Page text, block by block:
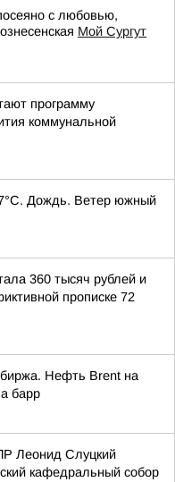
с любовью,
Мой Сургут
программу
коммунальной
Дождь. Ветер южный
360 тысяч рублей и
прописке 72
Нефть Brent на
барр
Леонид Слуцкий
кафедральный собор